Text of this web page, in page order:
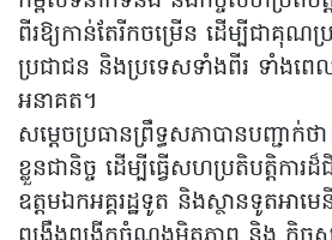
ពីរឱ្យកាន់តែរីកចម្រើន ដើម្បីជាគុ
ប្រជាជន និងប្រទេសទាំងពីរ ទាំងពេល
អនាគត។
សម្តេចប្រធានព្រឹទ្ធសភាបានបញ្ជាក់ថ
ខ្លួនជានិច្ច ដើម្បីធ្វើសហប្រតិបត្តិការ
ឧត្តមឯកអគ្គរដ្ឋទូត និងស្ថានទូតអាម